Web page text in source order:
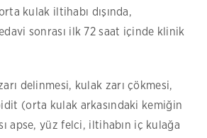
kulak iltihabı dışında,
sonrası ilk 72 saat içinde klinik
delinmesi, kulak zarı çökmesi,
(orta kulak arkasındaki kemiğin
apse, yüz felci, iltihabın iç kulağa